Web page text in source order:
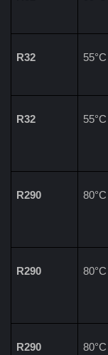
R32 55°C
R32 55°C
R290 80°C
R290 80°C
R290 80°C